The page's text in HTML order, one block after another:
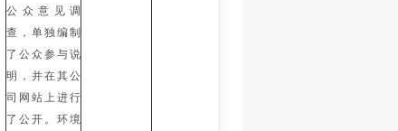
公众意见调
查，单独编制
了公众参与说
明，并在其公
司网站上进行
了公开。环境